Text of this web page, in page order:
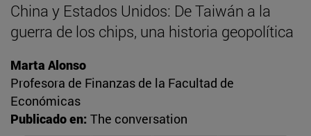
China y Estados Unidos: De Taiwán a la
guerra de los chips, una historia geopolítica
Marta Alonso
Profesora de Finanzas de la Facultad de
Económicas
Publicado en: The conversation